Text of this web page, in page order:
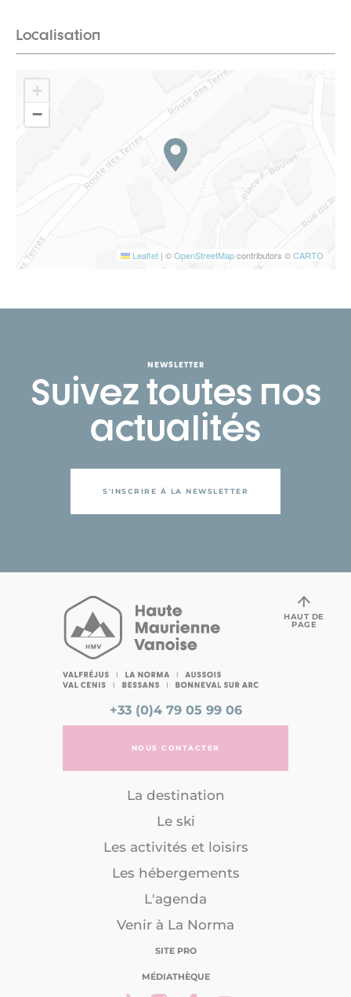
Localisation
+
−
Leaflet | ©OpenStreetMapcontributors ©CARTO
NEWSLETTER
Suivez toutes nos
actualités
S'INSCRIRE À LA NEWSLETTER
+33 (0)4 79 05 99 06
NOUS CONTACTER
La destination
Le ski
Les activités et loisirs
Les hébergements
L'agenda
Venir à La Norma
SITE PRO
MÉDIATHÈQUE
HAUT DE
PAGE